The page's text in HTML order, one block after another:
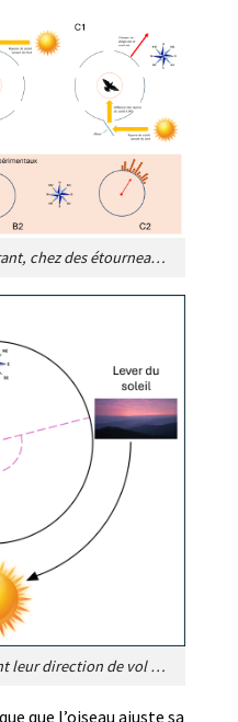
Figure 4. Expériences montrant, chez des étourneaux sansonnets
Figure 5. Les oiseaux ajustent leur direction de vol en fonction de la position du soleil dans le ciel au cours d’une journée (du lever au coucher du soleil) pour atteindre leur destination. gN, nord géographique. [Source : schéma EEnv]
que l’oiseau ajuste sa